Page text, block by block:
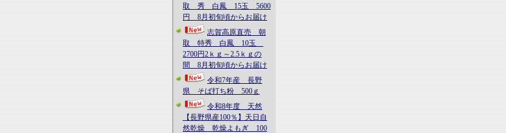
取 秀 白鳳 15玉 5600
円 8月初旬頃からお届け
志賀高原直売 朝
取 特秀 白鳳 10玉
2700円2ｋｇ～2.5ｋｇの
間 8月初旬頃からお届け
令和7年産 長野
県 そば打ち粉 500ｇ
令和8年度 天然
【長野県産100％】天日自
然乾燥 乾燥よもぎ 100